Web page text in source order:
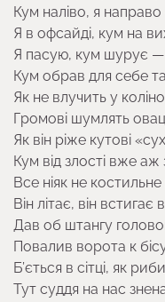
Кум наліво, я
Я в офсайді, кум на
Я пасую, кум шурує —
Кум обрав для себе
Як не влучить у
Громові шумлять
Як він ріже кутові
Кум від злості вже
Все ніяк не
Він літає, він встигає
Дав об штангу
Повалив ворота к
Б’ється в сітці, як
Тут суддя на нас